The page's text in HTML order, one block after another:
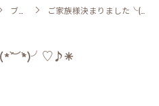
ブログ ご家族様決まりました╰(*´︶`*)╯♡♪✳︎